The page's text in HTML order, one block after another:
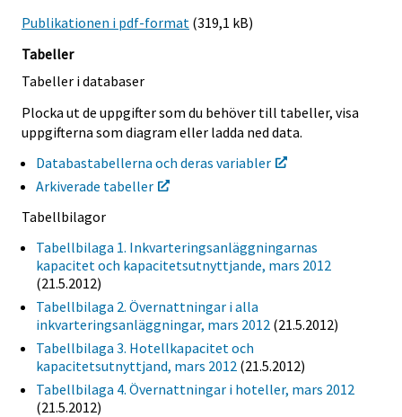
Publikationen i pdf-format (319,1 kB)
Tabeller
Tabeller i databaser
Plocka ut de uppgifter som du behöver till tabeller, visa
uppgifterna som diagram eller ladda ned data.
Databastabellerna och deras variabler
Arkiverade tabeller
Tabellbilagor
Tabellbilaga 1. Inkvarteringsanläggningarnas
kapacitet och kapacitetsutnyttjande, mars 2012
(21.5.2012)
Tabellbilaga 2. Övernattningar i alla
inkvarteringsanläggningar, mars 2012 (21.5.2012)
Tabellbilaga 3. Hotellkapacitet och
kapacitetsutnyttjand, mars 2012 (21.5.2012)
Tabellbilaga 4. Övernattningar i hoteller, mars 2012
(21.5.2012)